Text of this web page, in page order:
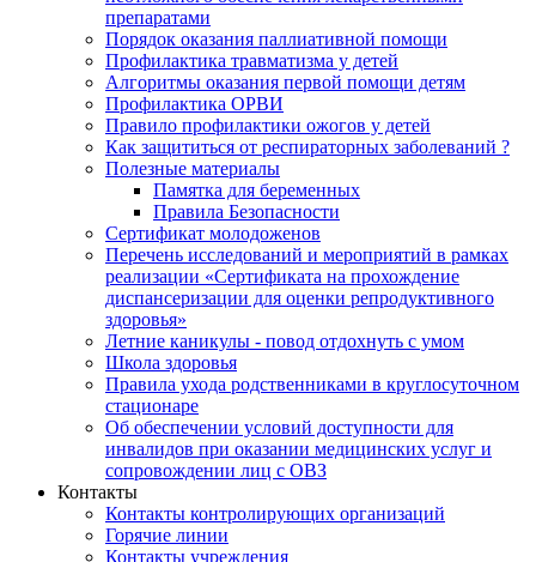
препаратами
Порядок оказания паллиативной помощи
Профилактика травматизма у детей
Алгоритмы оказания первой помощи детям
Профилактика ОРВИ
Правило профилактики ожогов у детей
Как защититься от респираторных заболеваний ?
Полезные материалы
Памятка для беременных
Правила Безопасности
Сертификат молодоженов
Перечень исследований и мероприятий в рамках
реализации «Сертификата на прохождение
диспансеризации для оценки репродуктивного
здоровья»
Летние каникулы - повод отдохнуть с умом
Школа здоровья
Правила ухода родственниками в круглосуточном
стационаре
Об обеспечении условий доступности для
инвалидов при оказании медицинских услуг и
сопровождении лиц с ОВЗ
Контакты
Контакты контролирующих организаций
Горячие линии
Контакты учреждения